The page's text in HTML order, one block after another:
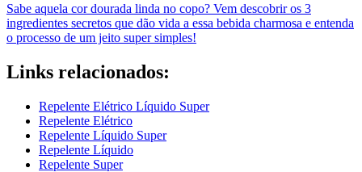
Sabe aquela cor dourada linda no copo? Vem descobrir os 3
ingredientes secretos que dão vida a essa bebida charmosa e entenda
o processo de um jeito super simples!
Links relacionados:
Repelente Elétrico Líquido Super
Repelente Elétrico
Repelente Líquido Super
Repelente Líquido
Repelente Super